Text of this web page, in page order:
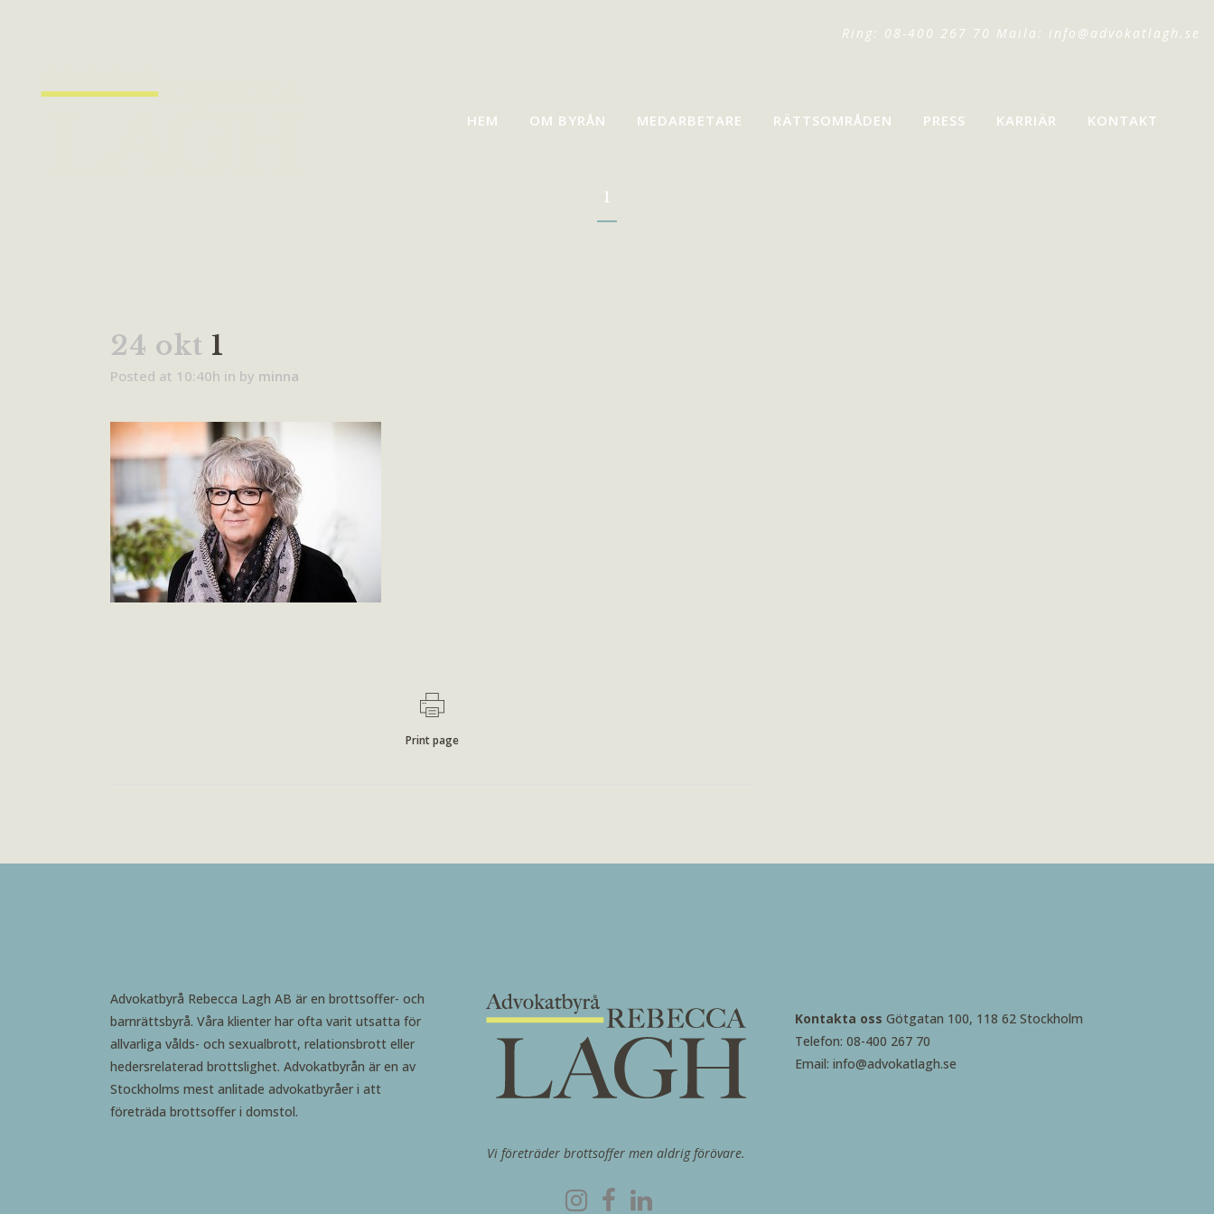
Ring: 08-400 267 70 Maila: info@advokatlagh.se
HEM OM BYRÅN MEDARBETARE RÄTTSOMRÅDEN PRESS KARRIÄR KONTAKT
1
24 okt 1
Posted at 10:40h in by minna
Print page
Advokatbyrå Rebecca Lagh AB är en brottsoffer- och
barnrättsbyrå. Våra klienter har ofta varit utsatta för
allvarliga vålds- och sexualbrott, relationsbrott eller
hedersrelaterad brottslighet. Advokatbyrån är en av
Stockholms mest anlitade advokatbyråer i att
företräda brottsoffer i domstol.
Vi företräder brottsoffer men aldrig förövare.
Kontakta oss Götgatan 100, 118 62 Stockholm
Telefon: 08-400 267 70
Email: info@advokatlagh.se